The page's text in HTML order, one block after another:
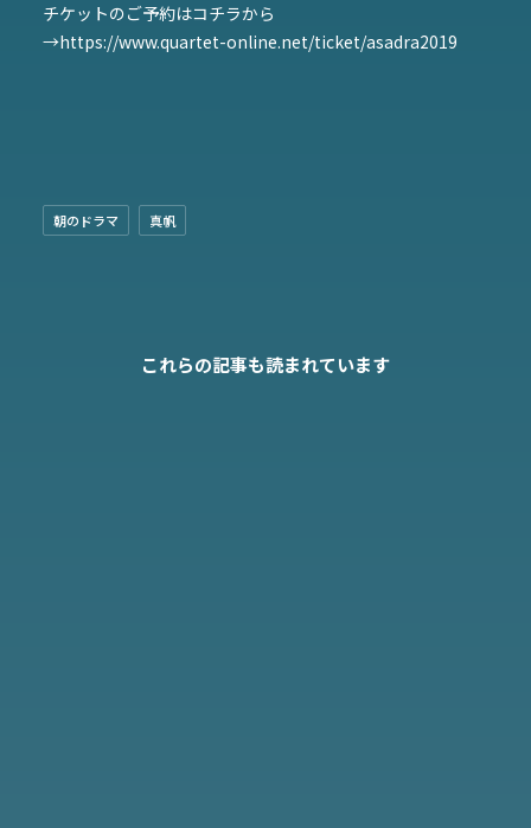
チケットのご予約はコチラから
→https://www.quartet-online.net/ticket/asadra2019
朝のドラマ 真帆
これらの記事も読まれています